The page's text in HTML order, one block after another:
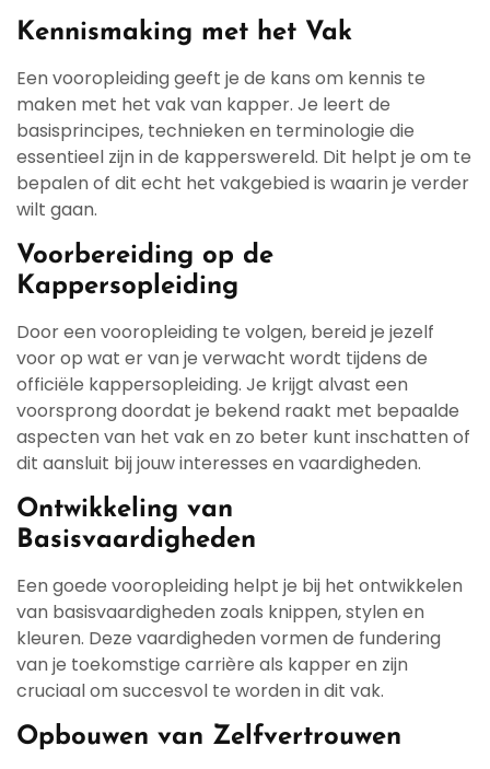
Kennismaking met het Vak
Een vooropleiding geeft je de kans om kennis te
maken met het vak van kapper. Je leert de
basisprincipes, technieken en terminologie die
essentieel zijn in de kapperswereld. Dit helpt je om te
bepalen of dit echt het vakgebied is waarin je verder
wilt gaan.
Voorbereiding op de
Kappersopleiding
Door een vooropleiding te volgen, bereid je jezelf
voor op wat er van je verwacht wordt tijdens de
officiële kappersopleiding. Je krijgt alvast een
voorsprong doordat je bekend raakt met bepaalde
aspecten van het vak en zo beter kunt inschatten of
dit aansluit bij jouw interesses en vaardigheden.
Ontwikkeling van
Basisvaardigheden
Een goede vooropleiding helpt je bij het ontwikkelen
van basisvaardigheden zoals knippen, stylen en
kleuren. Deze vaardigheden vormen de fundering
van je toekomstige carrière als kapper en zijn
cruciaal om succesvol te worden in dit vak.
Opbouwen van Zelfvertrouwen